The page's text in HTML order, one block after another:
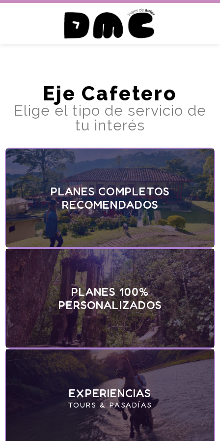
Eje Cafetero
Elige el tipo de servicio de
tu interés
PLANES COMPLETOS
RECOMENDADOS
PLANES 100%
PERSONALIZADOS
EXPERIENCIAS
TOURS & PASADÍAS